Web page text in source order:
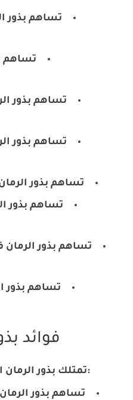
تساهم بذور
تساهم
تساهم بذور
تساهم بذور
تساهم بذور
تساهم بذور
تساهم بذور الرمان
تساهم بذور
فوائد
تمتلك بذور الرمان المجففة فوائد عديدة أبرزها:
تساهم بذور